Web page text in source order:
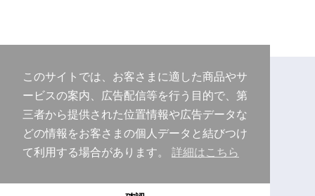
このサイトでは、お客さまに適した商品やサ
ービスの案内、広告配信等を行う目的で、第
三者から提供された位置情報や広告データな
どの情報をお客さまの個人データと結びつけ
て利用する場合があります。 詳細はこちら